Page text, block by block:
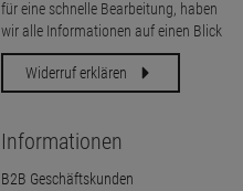
für eine schnelle Bearbeitung, haben
wir alle Informationen auf einen Blick
Widerruf erklären
Informationen
B2B Geschäftskunden